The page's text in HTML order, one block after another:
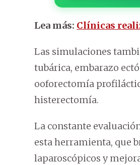
Lea más: Clínicas
Las simulaciones
tubárica, embarazo
ooforectomía
histerectomía.
La constante
esta herramienta, que
laparoscópicos y